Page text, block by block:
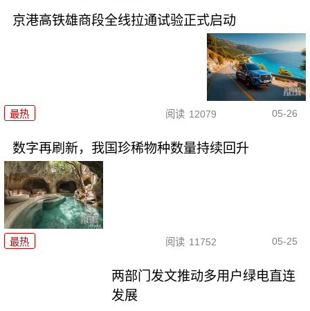
京港高铁雄商段全线拉通试验正式启动
最热 阅读 12079 05-26
数字再刷新，我国珍稀物种数量持续回升
最热 阅读 11752 05-25
两部门发文推动多用户绿电直连
发展